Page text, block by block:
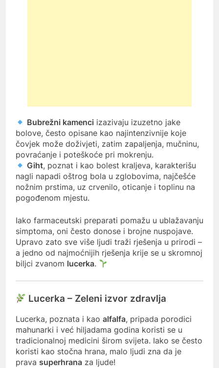
Bubrežni kamenci izazivaju izuzetno jake
bolove, često opisane kao najintenzivnije koje
čovjek može doživjeti, zatim zapaljenja, mučninu,
povraćanje i poteškoće pri mokrenju.
Giht, poznat i kao bolest kraljeva, karakterišu
nagli napadi oštrog bola u zglobovima, najčešće
nožnim prstima, uz crvenilo, oticanje i toplinu na
pogođenom mjestu.
Iako farmaceutski preparati pomažu u ublažavanju
simptoma, oni često donose i brojne nuspojave.
Upravo zato sve više ljudi traži rješenja u prirodi –
a jedno od najmoćnijih rješenja krije se u skromnoj
biljci zvanom lucerka.
Lucerka – Zeleni izvor zdravlja
Lucerka, poznata i kao alfalfa, pripada porodici
mahunarki i već hiljadama godina koristi se u
tradicionalnoj medicini širom svijeta. Iako se često
koristi kao stočna hrana, malo ljudi zna da je
prava superhrana za ljude!